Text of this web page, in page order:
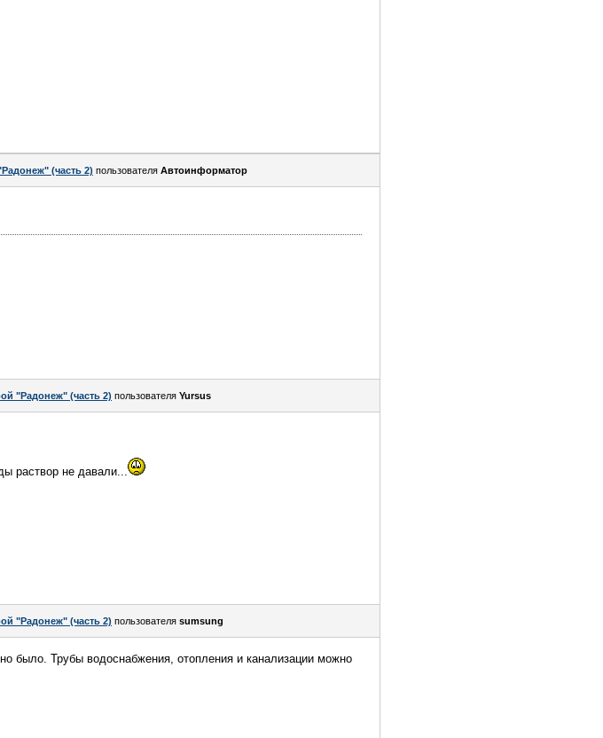
(часть 2) пользователя Автоинформатор
"Радонеж" (часть 2) пользователя Yursus
раствор не давали...
"Радонеж" (часть 2) пользователя sumsung
было. Трубы водоснабжения, отопления и канализации можно